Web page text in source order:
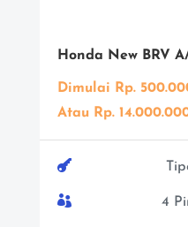
Honda New BRV
Dimulai Rp.
Atau Rp.

 4